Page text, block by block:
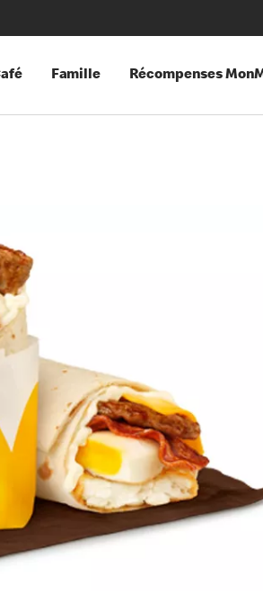
Famille Récompenses